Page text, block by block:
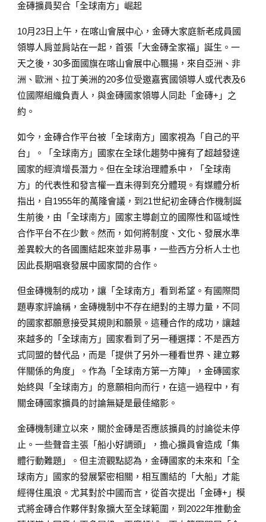
金磚擴員契合「全球南方」崛起
10月23日上午，在喀山會展中心，金磚大家庭新老成員國
領導人肩並肩站在一起，首張「大金磚全家福」誕生。一
天之後，30多面國旗在喀山會展中心飄揚，來自亞洲、非
洲、歐洲、拉丁美洲的20多位受邀嘉賓國領導人或代表及6
位國際組織負責人，與金磚國家領導人同赴「金磚+」之
約。
如今，金磚合作平台被「全球南方」國家視為「自己的平
台」。「全球南方」國家在全球化趨勢中擁有了超越發達
國家的經濟增長潛力。但在全球治理體系中，「全球南
方」的代表性和發言權一直未得到充分體現。有媒體分析
指出，自1955年的萬隆會議，到21世紀初金磚合作機制誕
生前後，由「全球南方」國家主導創立的國際性和區域性
合作平台不在少數。然而，如何將制度、文化、發展水準
差異較大的各國團結起來並非易事，一些西方分析人士也
因此長期唱衰發展中國家間的合作。
但金磚機制的成功，讓「全球南方」看到希望。有國際問
題專家評論稱，金磚機制中不存在絕對的主導力量，不同
的國家都願意接受其規則和願景。這種合作的成功，讓越
來越多的「全球南方」國家看到了另一種選擇：不是西方
式同盟的替代品，而是「提供了另外一種看世界、建立夥
伴關係的角度」。作為「全球南方第一方陣」，金磚國家
始終與「全球南方」的意願相向而行，在這一過程中，有
關金磚國家擴員的討論無疑是最佳縮影。
金磚機制建立以來，關於金磚是否應該擴員的討論從未停
止。一些聲音主張「船小好調頭」，擔心擴員會造成「集
體行動難題」。但主流觀點認為，金磚國家的未來和「全
球南方」國家的發展緊密相關，相互團結的「大船」才能
經得住風浪。尤其對於中國而言，從首次提出「金磚+」模
式將金磚合作夥伴對象擴大至全球範圍，到2022年推動金